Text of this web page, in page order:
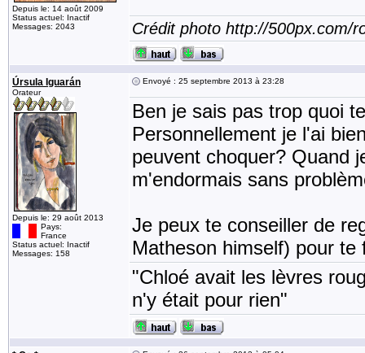
Depuis le: 14 août 2009
Status actuel: Inactif
Messages: 2043
Crédit photo http://500px.com/
Úrsula Iguarán
Orateur
Depuis le: 29 août 2013
Pays:
France
Status actuel: Inactif
Messages: 158
Envoyé : 25 septembre 2013 à 23:28
Ben je sais pas trop quoi
Personnellement je l'ai
peuvent choquer? Quand
m'endormais sans
Je peux te conseiller de
Matheson himself) pour
"Chloé avait les lèvres
n'y était pour rien"